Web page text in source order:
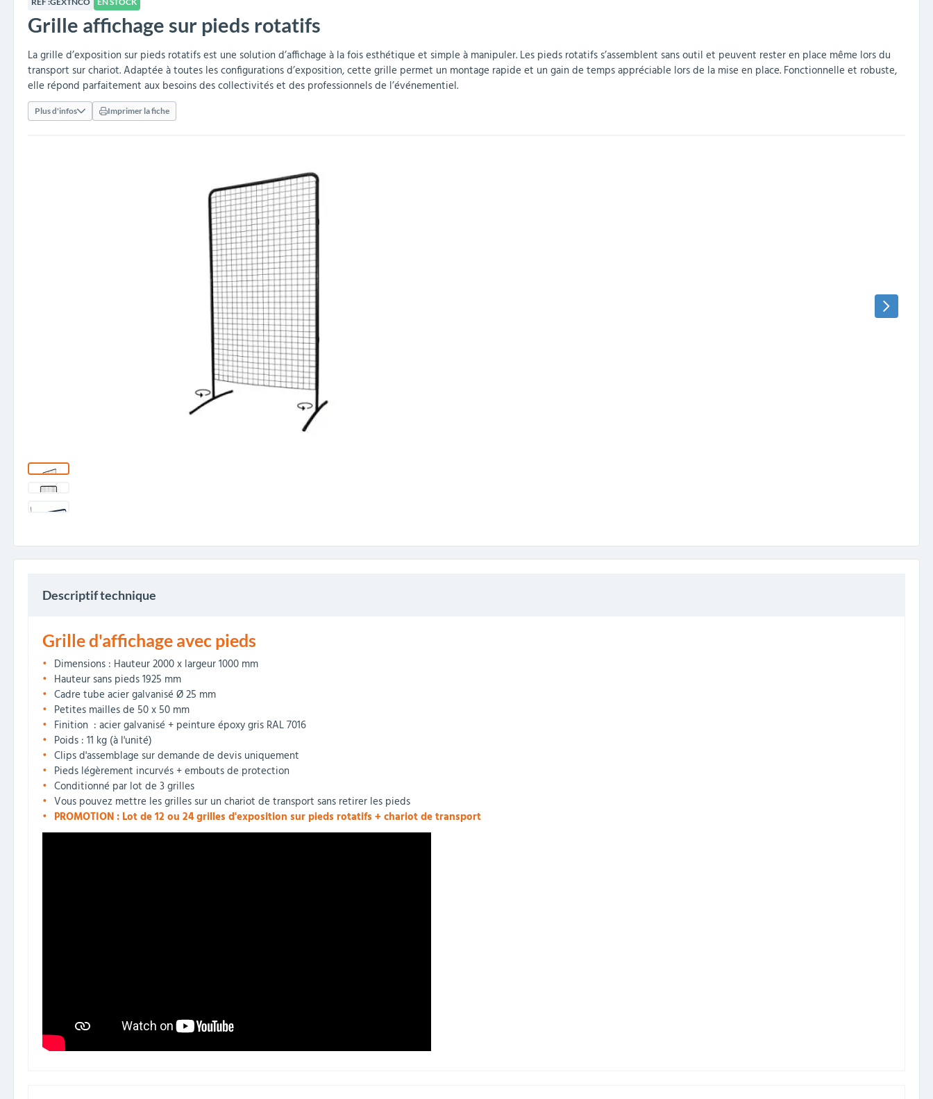
Embellissement et
fleurissement urbain
Cendriers urbains
Barrières de ville Arceaux de sécurité
parking
Clous podotactiles et
rampes d'accès
Séparateurs de voies et
balises routières
Travaux publics &
Industries
Vestiaires Équipements sanitaires
Armoires et rangements Mobilier scolaire extérieur
maternelle
Tables de cantine
réception
amovibles
Poteaux de guidage
Décorations de Noël
collectivités
collectivités
extérieurs
Structures aires de jeux
Baby-foots & Billards
Grille affichage sur pieds rotatifs
La grille d’exposition sur pieds rotatifs est une solution d’affichage à la fois esthétique et simple à manipuler. Les pieds rotatifs s’assemblent sans outil et peuvent rester en place même lors du
transport sur chariot. Adaptée à toutes les configurations d’exposition, cette grille permet un montage rapide et un gain de temps appréciable lors de la mise en place. Fonctionnelle et robuste,
elle répond parfaitement aux besoins des collectivités et des professionnels de l’événementiel.
Plus d'infos Imprimer la fiche
Descriptif technique
Grille d'affichage avec pieds
Dimensions : Hauteur 2000 x largeur 1000 mm
Hauteur sans pieds 1925 mm
Cadre tube acier galvanisé Ø 25 mm
Petites mailles de 50 x 50 mm
Finition : acier galvanisé + peinture époxy gris RAL 7016
Poids : 11 kg (à l'unité)
Clips d'assemblage sur demande de devis uniquement
Pieds légèrement incurvés + embouts de protection
Conditionné par lot de 3 grilles
Vous pouvez mettre les grilles sur un chariot de transport sans retirer les pieds
PROMOTION : Lot de 12 ou 24 grilles d'exposition sur pieds rotatifs + chariot de transport